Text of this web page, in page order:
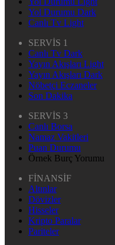
Yol Durumu Dark
Canlı Tv Light
SERVİS 1
Canlı Tv Dark
Yayın Akışları Light
Yayın Akışları Dark
Nöbetçi Eczaneler
Son Dakika
SERVİS 3
Canlı Borsa
Namaz Vakitleri
Puan Durumu
Örnek Burç Yorumu
FİNANSİF
Altınlar
Dövizler
Hisseler
Kripto Paralar
Pariteler